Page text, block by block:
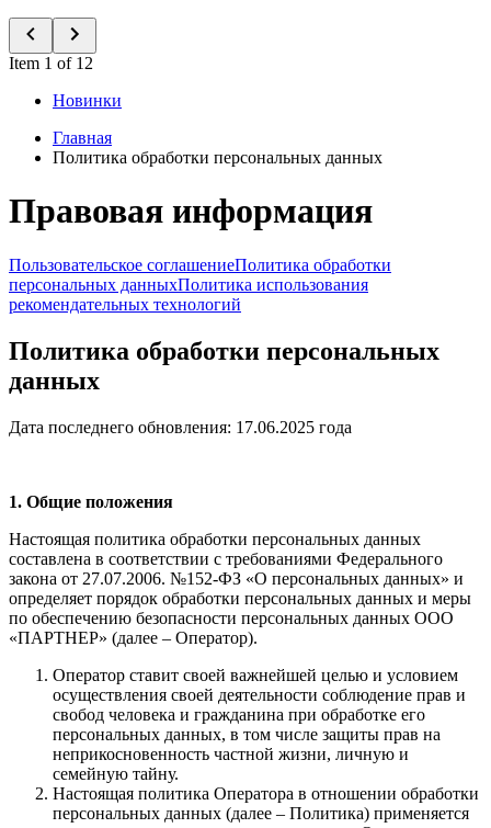
Item 1 of 12
Новинки
Главная
Политика обработки персональных данных
Правовая информация
Пользовательское соглашениеПолитика обработки
персональных данныхПолитика использования
рекомендательных технологий
Политика обработки персональных
данных
Дата последнего обновления: 17.06.2025 года
1. Общие положения
Настоящая политика обработки персональных данных
составлена в соответствии с требованиями Федерального
закона от 27.07.2006. №152-ФЗ «О персональных данных» и
определяет порядок обработки персональных данных и меры
по обеспечению безопасности персональных данных ООО
«ПАРТНЕР» (далее – Оператор).
Оператор ставит своей важнейшей целью и условием
осуществления своей деятельности соблюдение прав и
свобод человека и гражданина при обработке его
персональных данных, в том числе защиты прав на
неприкосновенность частной жизни, личную и
семейную тайну.
Настоящая политика Оператора в отношении обработки
персональных данных (далее – Политика) применяется